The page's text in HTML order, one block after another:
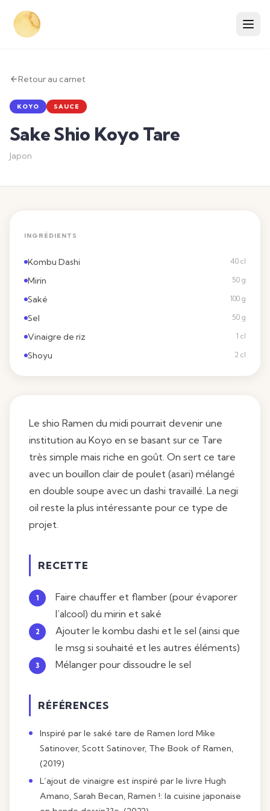
Retour au carnet
KOYO SAUCE
Sake Shio Koyo Tare
Japon
INGRÉDIENTS
Kombu Dashi 40 cl
Mirin 50 g
Saké 100 g
Sel 50 g
Vinaigre de riz 1 cl
Shoyu 2 cl
Le shio Ramen du midi pourrait devenir une
institution au Koyo en se basant sur ce Tare
très simple mais riche en goût. On sert ce tare
avec un bouillon clair de poulet (asari) mélangé
en double soupe avec un dashi travaillé. La negi
oil reste la plus intéressante pour ce type de
projet.
RECETTE
Faire chauffer et flamber (pour évaporer
l’alcool) du mirin et saké
Ajouter le kombu dashi et le sel (ainsi que
le msg si souhaité et les autres éléments)
Mélanger pour dissoudre le sel
RÉFÉRENCES
Inspiré par le saké tare de Ramen lord Mike
Satinover, Scott Satinover, The Book of Ramen,
(2019)
L’ajout de vinaigre est inspiré par le livre Hugh
Amano, Sarah Becan, Ramen !: la cuisine japonaise